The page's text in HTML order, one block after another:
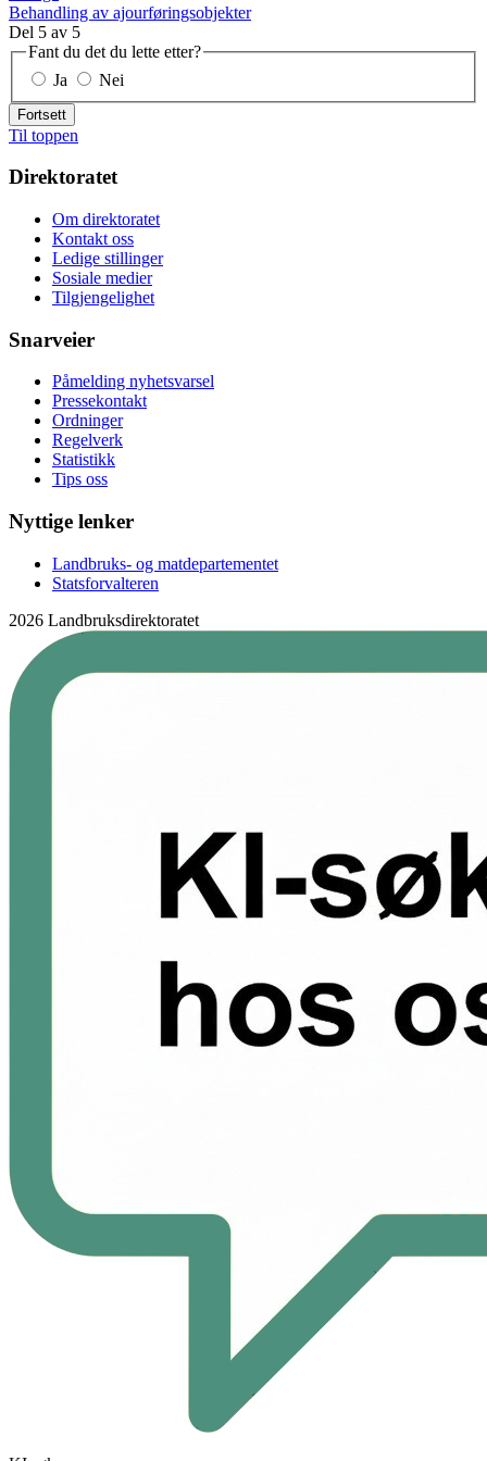
Behandling av ajourføringsobjekter
Del 5 av 5
Fant du det du lette etter?
Ja
Nei
Fortsett
Til toppen
Direktoratet
Om direktoratet
Kontakt oss
Ledige stillinger
Sosiale medier
Tilgjengelighet
Snarveier
Påmelding nyhetsvarsel
Pressekontakt
Ordninger
Regelverk
Statistikk
Tips oss
Nyttige lenker
Landbruks- og matdepartementet
Statsforvalteren
2026 Landbruksdirektoratet